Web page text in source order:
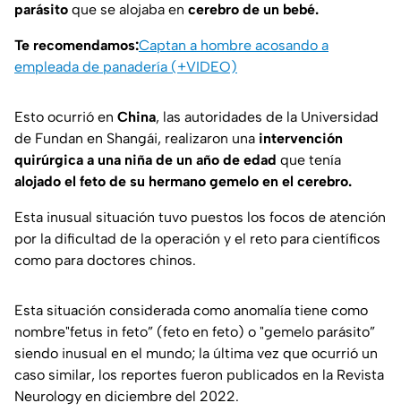
parásito que se alojaba en cerebro de un bebé.
Te recomendamos:Captan a hombre acosando a
empleada de panadería (+VIDEO)
Esto ocurrió en China, las autoridades de la Universidad
de Fundan en Shangái, realizaron una intervención
quirúrgica a una niña de un año de edad que tenía
alojado el feto de su hermano gemelo en el cerebro.
Esta inusual situación tuvo puestos los focos de atención
por la dificultad de la operación y el reto para científicos
como para doctores chinos.
Esta situación considerada como anomalía tiene como
nombre"fetus in feto” (feto en feto) o "gemelo parásito”
siendo inusual en el mundo; la última vez que ocurrió un
caso similar, los reportes fueron publicados en la Revista
Neurology en diciembre del 2022.